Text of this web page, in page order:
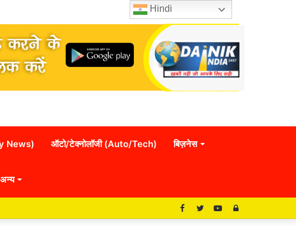
News) ऑटो/टेक्नोलॉजी (Auto/Tech) बिज़नेस
अन्य
Log
YouTube
Twitter
Facebook
Hindi